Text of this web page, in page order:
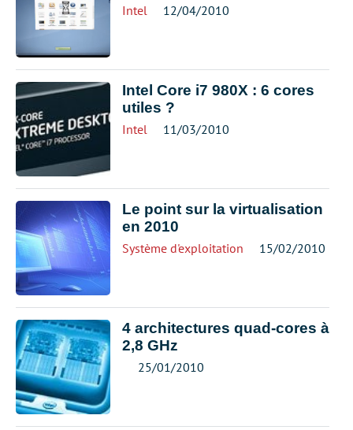
Intel 12/04/2010
Intel Core i7 980X : 6 cores
utiles ?
Intel 11/03/2010
Le point sur la virtualisation
en 2010
Système d'exploitation 15/02/2010
4 architectures quad-cores à
2,8 GHz
25/01/2010